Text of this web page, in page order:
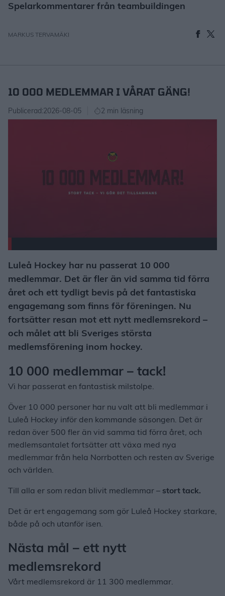
Spelarkommentarer från teambuildingen
MARKUS TERVAMÄKI
10 000 MEDLEMMAR I VÅRAT GÄNG!
Publicerad:2026-08-05 2 min läsning
Luleå Hockey har nu passerat 10 000
medlemmar. Det är fler än vid samma tid förra
året och ett tydligt bevis på det fantastiska
engagemang som finns för föreningen. Nu
fortsätter resan mot ett nytt medlemsrekord –
och målet att bli Sveriges största
medlemsförening inom hockey.
10 000 medlemmar – tack!
Vi har passerat en fantastisk milstolpe.
Över 10 000 personer har nu valt att bli medlemmar i
Luleå Hockey inför den kommande säsongen. Det är
redan över 500 fler än vid samma tid förra året, och
medlemsantalet fortsätter att växa med nya
medlemmar från hela Norrbotten och resten av Sverige
och världen.
Till alla er som redan blivit medlemmar – stort tack.
Det är ert engagemang som gör Luleå Hockey starkare,
både på och utanför isen.
Nästa mål – ett nytt
medlemsrekord
Vårt medlemsrekord är 11 300 medlemmar.